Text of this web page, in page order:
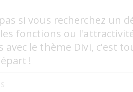
si vous recherchez un
fonctions ou
avec le thème Divi, c'est
!